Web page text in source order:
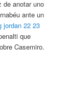
de anotar uno
ante un
jordan 22 23
que
Casemiro.